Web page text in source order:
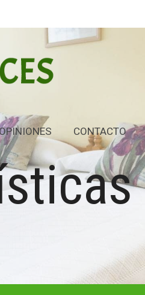
CONTACTO